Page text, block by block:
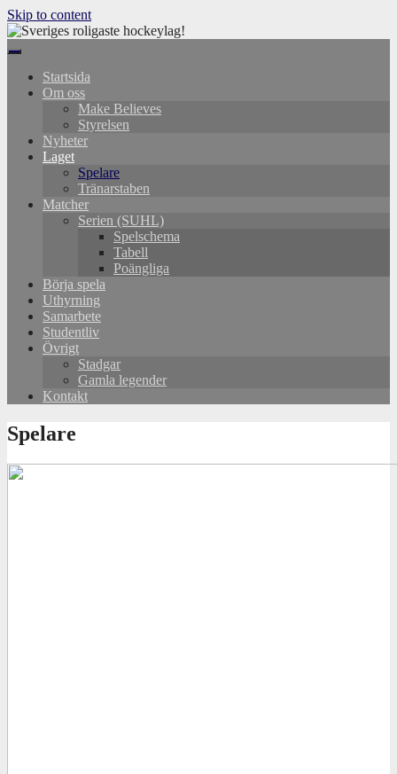
Skip to content
Startsida
Om oss
Make Believes
Styrelsen
Nyheter
Laget
Spelare
Tränarstaben
Matcher
Serien (SUHL)
Spelschema
Tabell
Poängliga
Börja spela
Uthyrning
Samarbete
Studentliv
Övrigt
Stadgar
Gamla legender
Kontakt
Spelare